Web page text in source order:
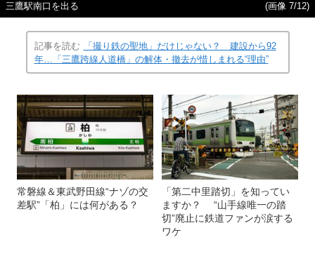
三鷹駅南口を出る (画像 7/12)
記事を読む
「撮り鉄の聖地」だけじゃない？ 建設から92
年…「三鷹跨線人道橋」の解体・撤去が惜しまれる“理由”
常磐線＆東武野田線“ナゾの交
差駅”「柏」には何がある？
「第二中里踏切」を知ってい
ますか？ “山手線唯一の踏
切”廃止に鉄道ファンが涙する
ワケ